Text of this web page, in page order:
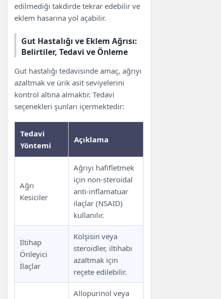
edilmediği takdirde tekrar edebilir ve
eklem hasarına yol açabilir.
Gut Hastalığı ve Eklem Ağrısı:
Belirtiler, Tedavi ve Önleme
Gut hastalığı tedavisinde amaç, ağrıyı
azaltmak ve ürik asit seviyelerini
kontrol altına almaktır. Tedavi
seçenekleri şunları içermektedir:
Tedavi
Yöntemi
Açıklama
Ağrı
Kesiciler
Ağrıyı hafifletmek
için non-steroidal
anti-inflamatuar
ilaçlar (NSAID)
kullanılır.
İltihap
Önleyici
İlaçlar
Kolşisin veya
steroidler, iltihabı
azaltmak için
reçete edilebilir.
Allopurinol veya